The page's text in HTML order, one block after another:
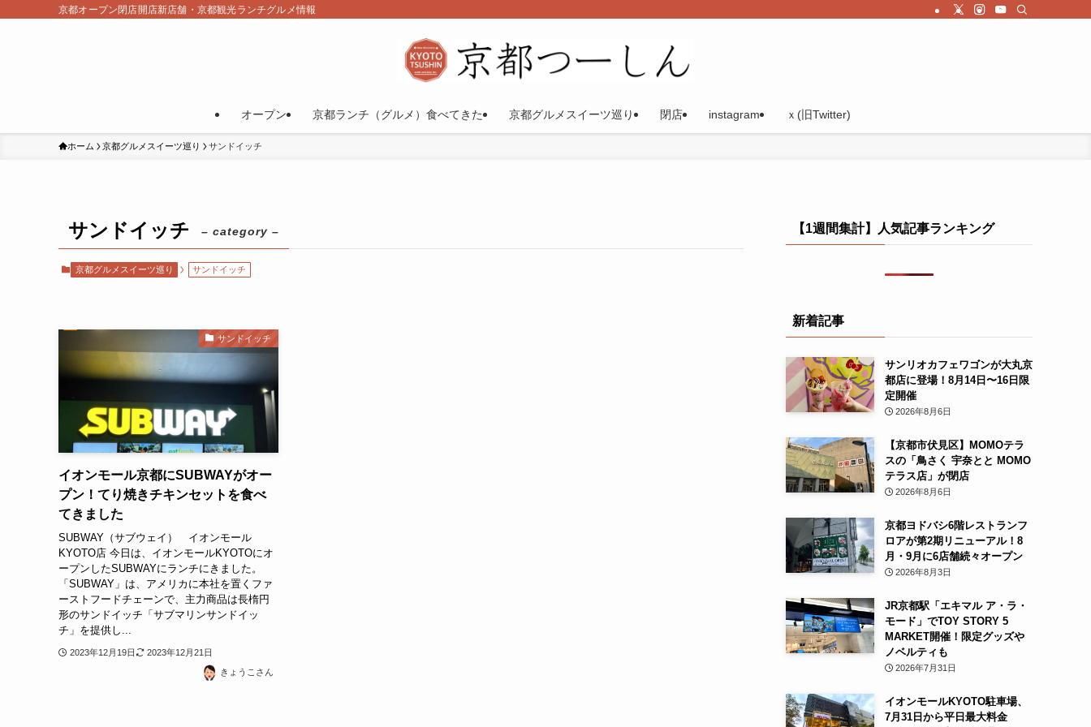
京都オープン閉店開店新店舗・京都観光ランチグルメ情報
オープン 京都ランチ（グルメ）食べてきた 京都グルメスイーツ巡り 閉店 instagram ｘ(旧Twitter)
ホーム 京都グルメスイーツ巡り サンドイッチ
サンドイッチ – category –
京都グルメスイーツ巡り サンドイッチ
サンドイッチ
イオンモール京都にSUBWAYがオー
プン！てり焼きチキンセットを食べ
てきました
SUBWAY（サブウェイ） イオンモール
KYOTO店 今日は、イオンモールKYOTOにオ
ープンしたSUBWAYにランチにきました。
「SUBWAY」は、アメリカに本社を置くファ
ーストフードチェーンで、主力商品は長楕円
形のサンドイッチ「サブマリンサンドイッ
チ」を提供し...
2023年12月19日 2023年12月21日
きょうこさん
【1週間集計】人気記事ランキング
新着記事
サンリオカフェワゴンが大丸京
都店に登場！8月14日〜16日限
定開催
2026年8月6日
【京都市伏見区】MOMOテラ
スの「鳥さく 宇奈とと MOMO
テラス店」が閉店
2026年8月6日
京都ヨドバシ6階レストランフ
ロアが第2期リニューアル！8
月・9月に6店舗続々オープン
2026年8月3日
JR京都駅「エキマル ア・ラ・
モード」でTOY STORY 5
MARKET開催！限定グッズや
ノベルティも
2026年7月31日
イオンモールKYOTO駐車場、
7月31日から平日最大料金